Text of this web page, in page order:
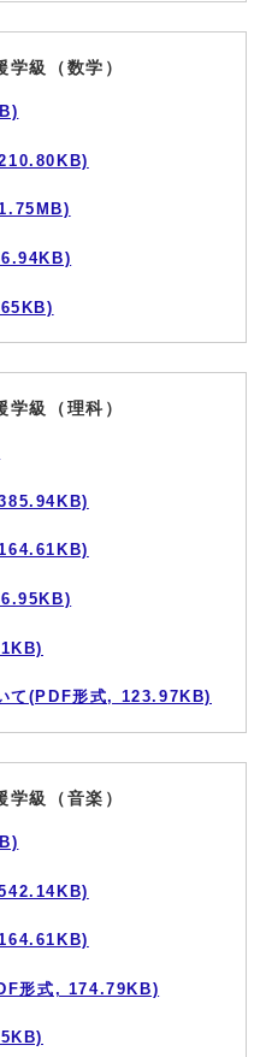
級（数学）
級（理科）
て(PDF形式, 123.97KB)
級（音楽）
形式, 174.79KB)